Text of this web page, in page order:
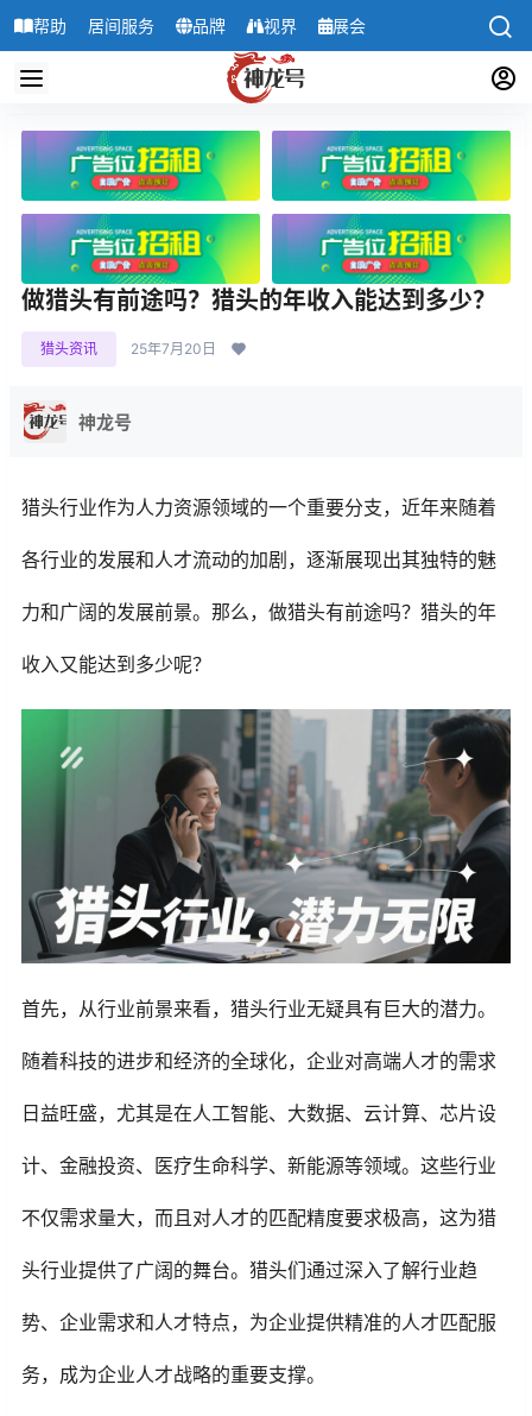
帮助 居间服务 品牌 视界 展会
做猎头有前途吗？猎头的年收入能达到多少？
猎头资讯 25年7月20日
神龙号
猎头行业作为人力资源领域的一个重要分支，近年来随着
各行业的发展和人才流动的加剧，逐渐展现出其独特的魅
力和广阔的发展前景。那么，做猎头有前途吗？猎头的年
收入又能达到多少呢？
首先，从行业前景来看，猎头行业无疑具有巨大的潜力。
随着科技的进步和经济的全球化，企业对高端人才的需求
日益旺盛，尤其是在人工智能、大数据、云计算、芯片设
计、金融投资、医疗生命科学、新能源等领域。这些行业
不仅需求量大，而且对人才的匹配精度要求极高，这为猎
头行业提供了广阔的舞台。猎头们通过深入了解行业趋
势、企业需求和人才特点，为企业提供精准的人才匹配服
务，成为企业人才战略的重要支撑。